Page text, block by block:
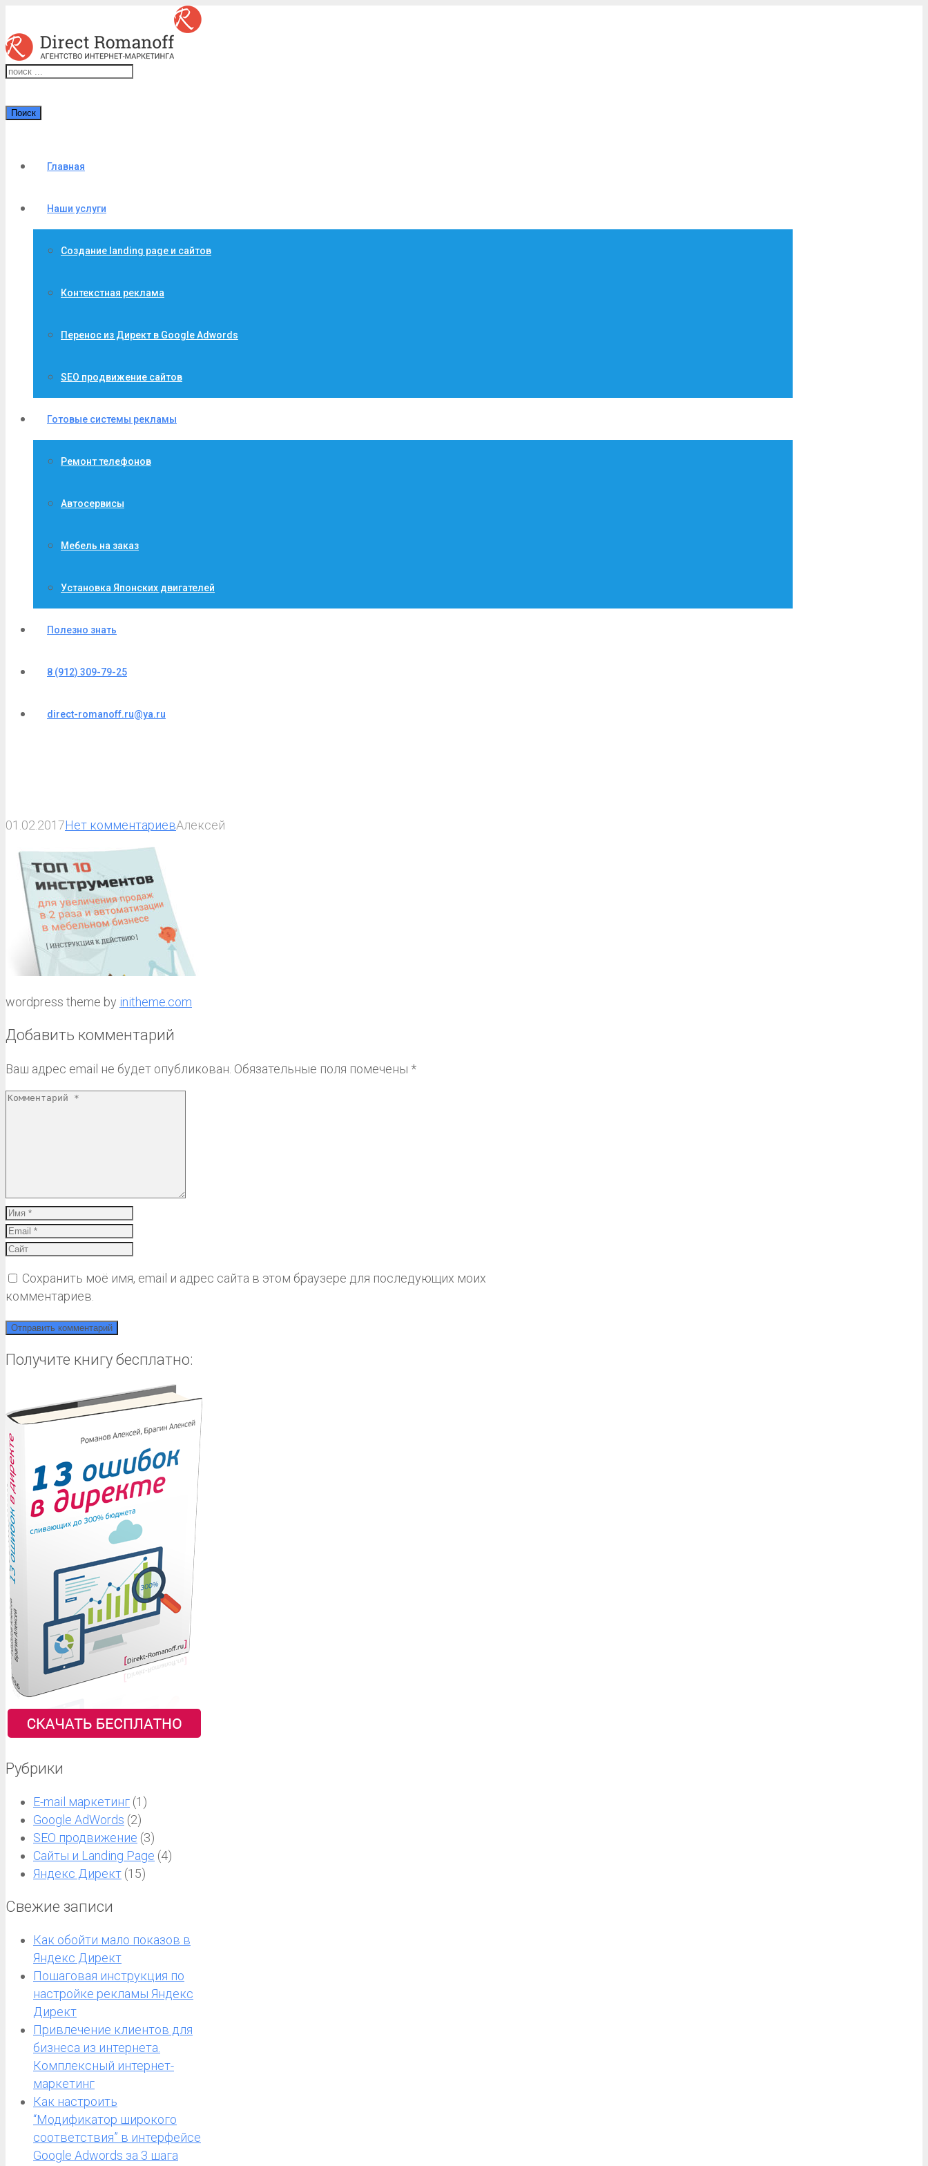
Поиск
Главная
Наши услуги
Создание landing page и сайтов
Контекстная реклама
Перенос из Директ в Google Adwords
SEO продвижение сайтов
Готовые системы рекламы
Ремонт телефонов
Автосервисы
Мебель на заказ
Установка Японских двигателей
Полезно знать
8 (912) 309-79-25
direct-romanoff.ru@ya.ru
01.02.2017Нет комментариевАлексей
wordpress theme by initheme.com
Добавить комментарий
Ваш адрес email не будет опубликован. Обязательные поля помечены *
Сохранить моё имя, email и адрес сайта в этом браузере для последующих моих
комментариев.
Получите книгу бесплатно:
Рубрики
E-mail маркетинг (1)
Google AdWords (2)
SEO продвижение (3)
Сайты и Landing Page (4)
Яндекс Директ (15)
Свежие записи
Как обойти мало показов в
Яндекс Директ
Пошаговая инструкция по
настройке рекламы Яндекс
Директ
Привлечение клиентов для
бизнеса из интернета.
Комплексный интернет-
маркетинг
Как настроить
“Модификатор широкого
соответствия” в интерфейсе
Google Adwords за 3 шага